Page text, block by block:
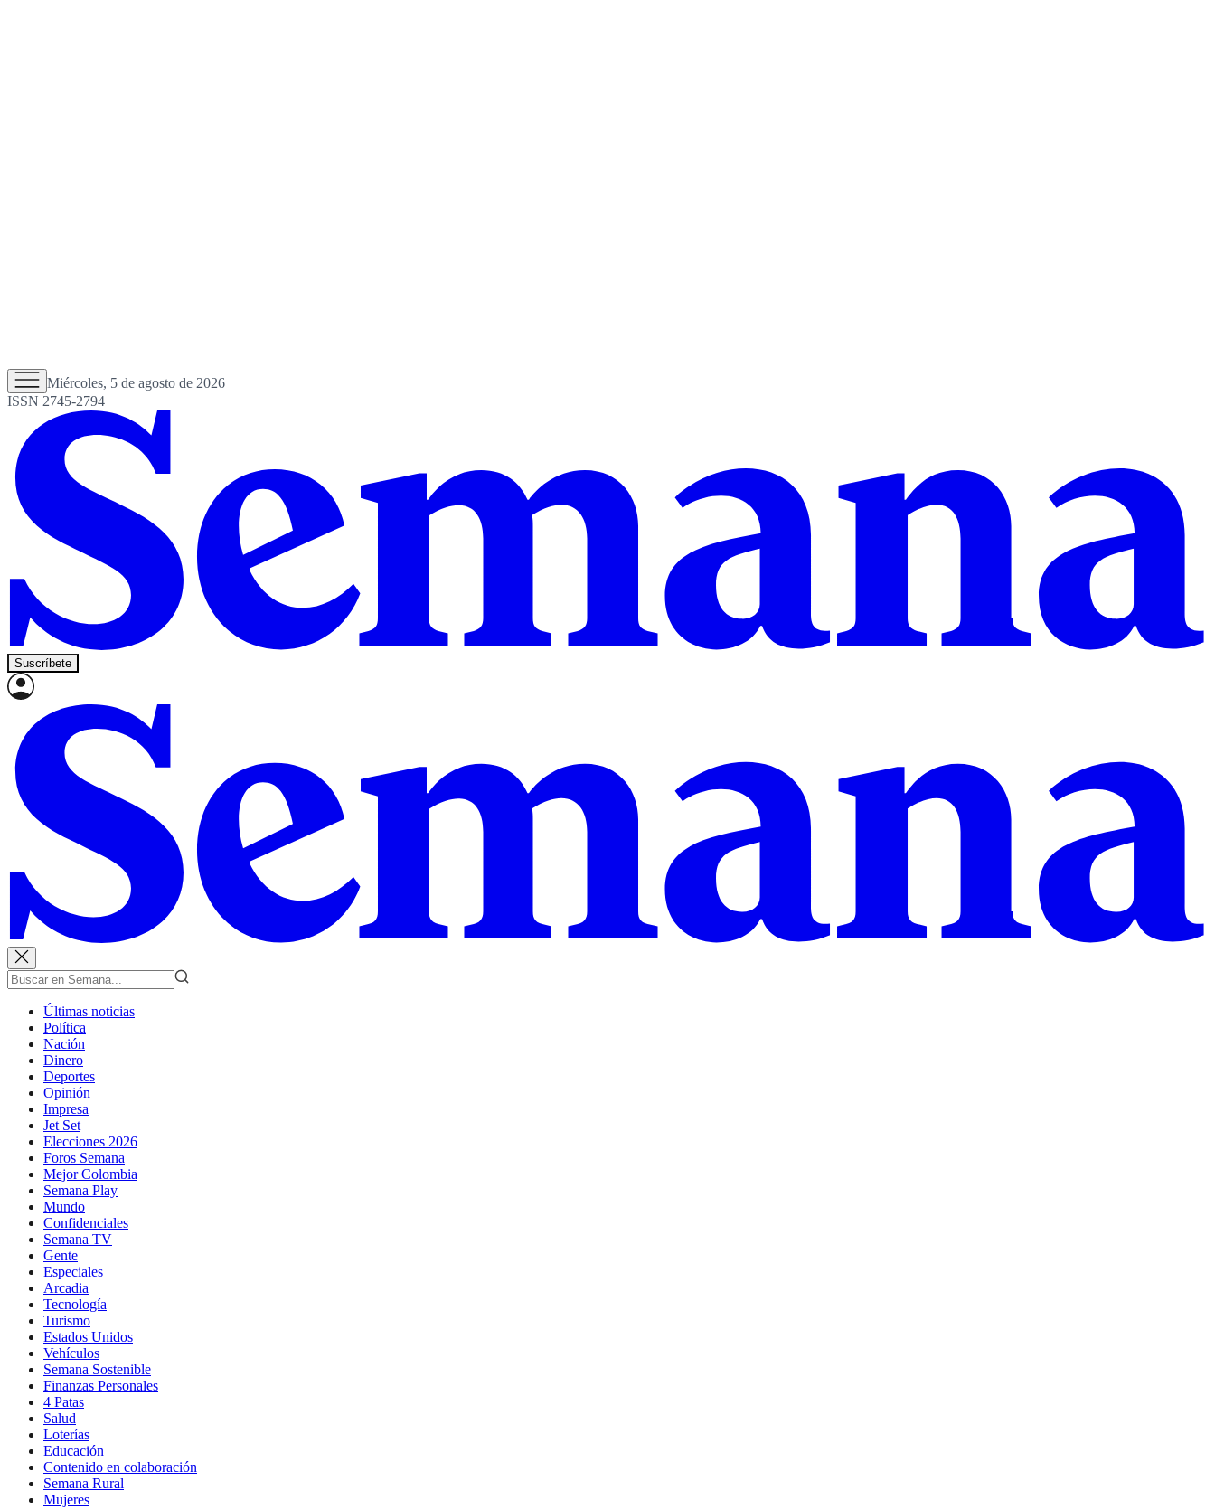
Miércoles, 5 de agosto de 2026
ISSN 2745-2794
Suscríbete
Últimas noticias
Política
Nación
Dinero
Deportes
Opinión
Impresa
Jet Set
Elecciones 2026
Foros Semana
Mejor Colombia
Semana Play
Mundo
Confidenciales
Semana TV
Gente
Especiales
Arcadia
Tecnología
Turismo
Estados Unidos
Vehículos
Semana Sostenible
Finanzas Personales
4 Patas
Salud
Loterías
Educación
Contenido en colaboración
Semana Rural
Mujeres